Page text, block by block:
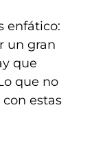
enfático:
un gran
que
que no
estas